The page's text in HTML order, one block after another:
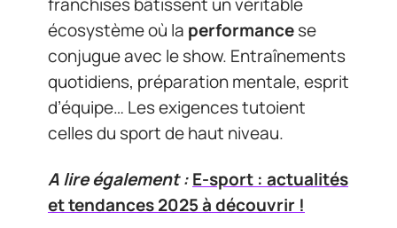
écosystème où la performancese
conjugue avec le show. Entraînements
quotidiens, préparation mentale, esprit
d’équipe… Les exigences tutoient
celles du sport de haut niveau.
A lire également :E-sport : actualités
et tendances 2025 à découvrir !